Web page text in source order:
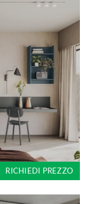
RICHIEDI PREZZO